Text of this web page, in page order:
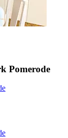
Pomerode